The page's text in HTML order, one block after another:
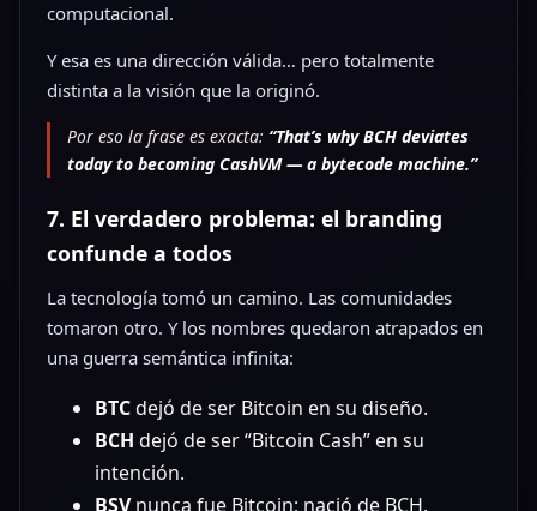
computacional.
Y esa es una dirección válida… pero totalmente
distinta a la visión que la originó.
Por eso la frase es exacta: “That’s why BCH deviates
today to becoming CashVM — a bytecode machine.”
7. El verdadero problema: el branding
confunde a todos
La tecnología tomó un camino. Las comunidades
tomaron otro. Y los nombres quedaron atrapados en
una guerra semántica infinita:
BTCdejó de ser Bitcoin en su diseño.
BCH dejó de ser “Bitcoin Cash” en su
intención.
BSVnunca fue Bitcoin; nació de BCH.